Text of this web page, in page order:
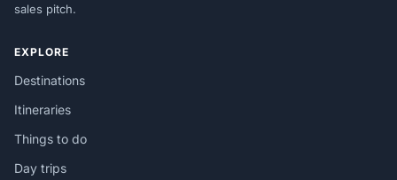
sales pitch.
EXPLORE
Destinations
Itineraries
Things to do
Day trips